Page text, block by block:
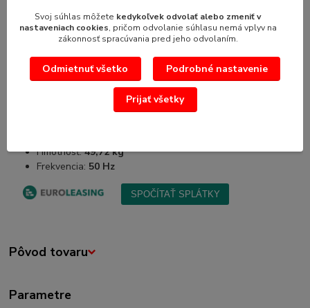
Počet nádrží:2
Objem jednej nádrže:12 l
Napätie:230 V
Príkon:710 W
Teplotný rozsah:-10 °C až -2 °C
Chladiaca chémia:R290
Hmotnosť:49,72 kg
Frekvencia: 50 Hz
Pôvod tovaru
Parametre
Svoj súhlas môžete kedykoľvek odvolať alebo zmeniť v
nastaveniach cookies, pričom odvolanie súhlasu nemá vplyv na
zákonnosť spracúvania pred jeho odvolaním.
Odmietnuť všetko Podrobné nastavenie
Prijať všetky